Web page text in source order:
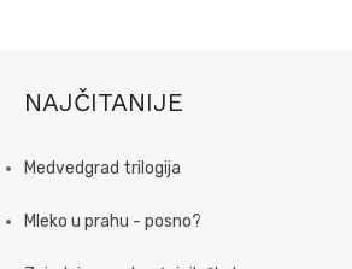
NAJČITANIJE
Medvedgrad trilogija
Mleko u prahu - posno?